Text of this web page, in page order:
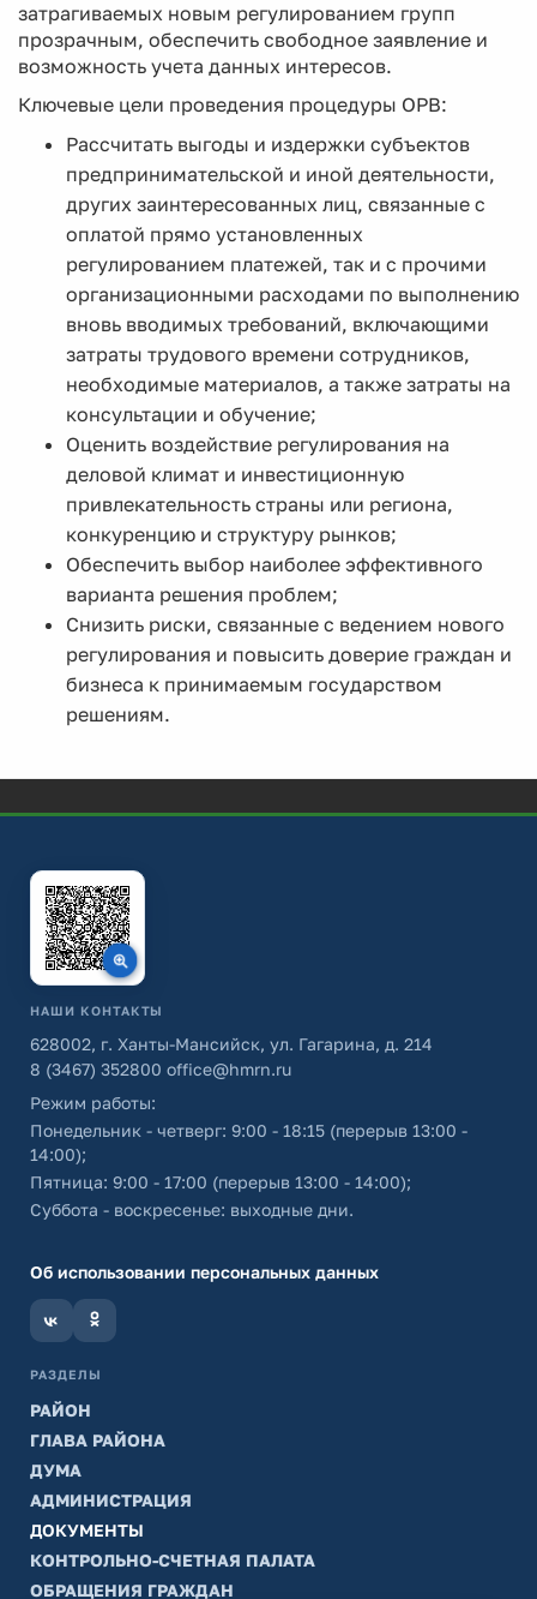
затрагиваемых новым регулированием групп
прозрачным, обеспечить свободное заявление и
возможность учета данных интересов.
Ключевые цели проведения процедуры ОРВ:
Рассчитать выгоды и издержки субъектов
предпринимательской и иной деятельности,
других заинтересованных лиц, связанные с
оплатой прямо установленных
регулированием платежей, так и с прочими
организационными расходами по выполнению
вновь вводимых требований, включающими
затраты трудового времени сотрудников,
необходимые материалов, а также затраты на
консультации и обучение;
Оценить воздействие регулирования на
деловой климат и инвестиционную
привлекательность страны или региона,
конкуренцию и структуру рынков;
Обеспечить выбор наиболее эффективного
варианта решения проблем;
Снизить риски, связанные с ведением нового
регулирования и повысить доверие граждан и
бизнеса к принимаемым государством
решениям.
НАШИ КОНТАКТЫ
628002, г. Ханты-Мансийск, ул. Гагарина, д. 214
8 (3467) 352800 office@hmrn.ru
Режим работы:
Понедельник - четверг: 9:00 - 18:15 (перерыв 13:00 -
14:00);
Пятница: 9:00 - 17:00 (перерыв 13:00 - 14:00);
Суббота - воскресенье: выходные дни.
Об использовании персональных данных
РАЗДЕЛЫ
РАЙОН
ГЛАВА РАЙОНА
ДУМА
АДМИНИСТРАЦИЯ
ДОКУМЕНТЫ
КОНТРОЛЬНО-СЧЕТНАЯ ПАЛАТА
ОБРАЩЕНИЯ ГРАЖДАН